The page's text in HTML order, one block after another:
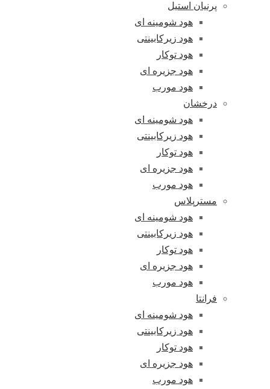
پرنیان استیل
هود شومینه ای
هود زیرکابینتی
هود توکار
هود جزیره ای
هود مورب
درخشان
هود شومینه ای
هود زیرکابینتی
هود توکار
هود جزیره ای
هود مورب
مسترپلاس
هود شومینه ای
هود زیرکابینتی
هود توکار
هود جزیره ای
هود مورب
فرانتا
هود شومینه ای
هود زیرکابینتی
هود توکار
هود جزیره ای
هود مورب